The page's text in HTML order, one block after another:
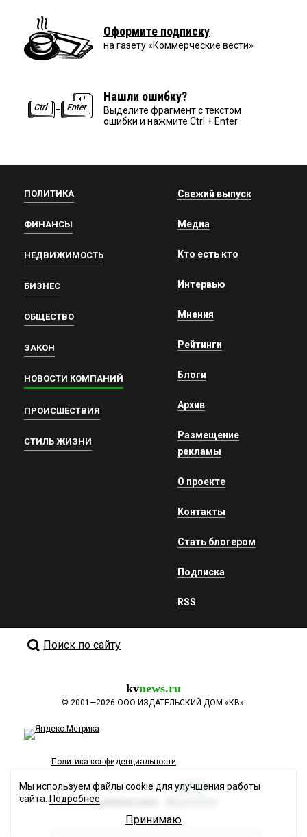
Оформите подписку
на газету «Коммерческие вести»
Нашли ошибку?
Выделите фрагмент с текстом
ошибки и нажмите Ctrl + Enter.
ПОЛИТИКА
ФИНАНСЫ
НЕДВИЖИМОСТЬ
БИЗНЕС
ОБЩЕСТВО
ЗАКОН
НОВОСТИ КОМПАНИЙ
ПРОИСШЕСТВИЯ
СТИЛЬ ЖИЗНИ
Свежий выпуск
Медиа
Кто есть кто
Интервью
Мнения
Рейтинги
Блоги
Архив
Размещение
рекламы
О проекте
Контакты
Стать блогером
Подписка
RSS
Поиск по сайту
kvnews.ru
© 2001—2026 ООО ИЗДАТЕЛЬСКИЙ ДОМ «КВ».
Политика конфиденциальности
Разработка сайта
Мы используем файлы cookie для улучшения работы
сайта. Подробнее
Принимаю